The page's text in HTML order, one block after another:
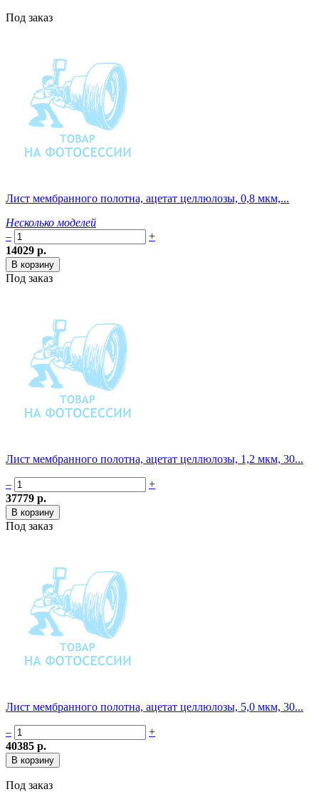
Под заказ
Лист мембранного полотна, ацетат целлюлозы, 0,8 мкм,...
Несколько моделей
–
+
14029 р.
Под заказ
Лист мембранного полотна, ацетат целлюлозы, 1,2 мкм, 30...
–
+
37779 р.
Под заказ
Лист мембранного полотна, ацетат целлюлозы, 5,0 мкм, 30...
–
+
40385 р.
Под заказ